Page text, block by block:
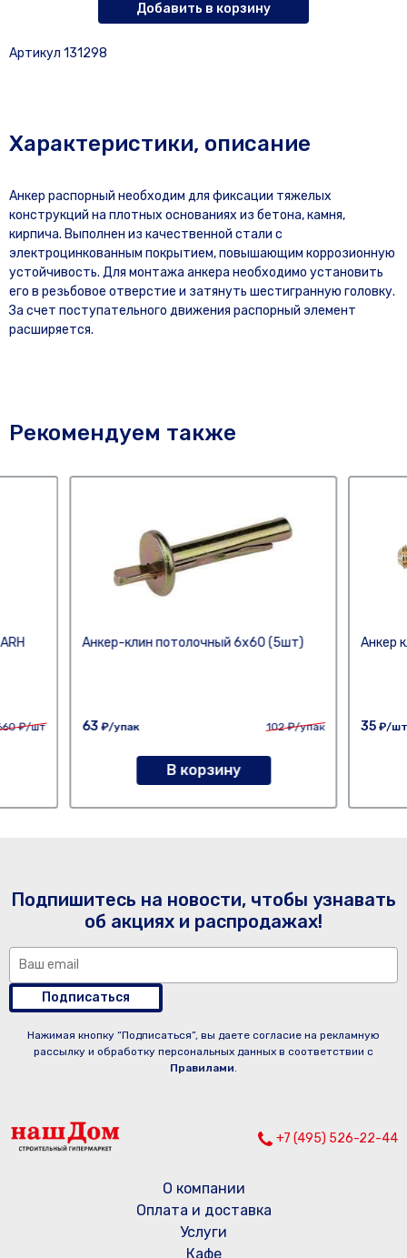
Добавить в корзину
Артикул 131298
Характеристики, описание
Анкер распорный необходим для фиксации тяжелых
конструкций на плотных основаниях из бетона, камня,
кирпича. Выполнен из качественной стали с
электроцинкованным покрытием, повышающим коррозионную
устойчивость. Для монтажа анкера необходимо установить
его в резьбовое отверстие и затянуть шестигранную головку.
За счет поступательного движения распорный элемент
расширяется.
Рекомендуем также
₽/шт
Анкер-клин потолочный 6х60 (5шт)
63 ₽/упак 102₽/упак
В корзину
Анкер
35 ₽/
Подпишитесь на новости, чтобы узнавать
об акциях и распродажах!
Подписаться
Нажимая кнопку “Подписаться”, вы даете согласие на рекламную
рассылку и обработку персональных данных в соответствии с
Правилами.
+7 (495) 526-22-44
О компании
Оплата и доставка
Услуги
Кафе